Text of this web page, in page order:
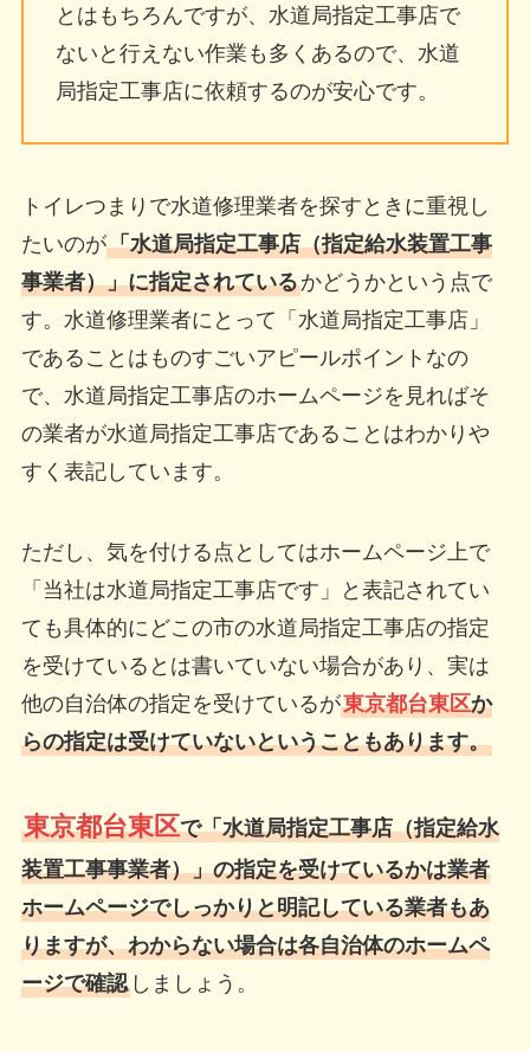
とはもちろんですが、水道局指定工事店で
ないと行えない作業も多くあるので、水道
局指定工事店に依頼するのが安心です。
トイレつまりで水道修理業者を探すときに重視し
たいのが「水道局指定工事店（指定給水装置工事
事業者）」に指定されているかどうかという点で
す。水道修理業者にとって「水道局指定工事店」
であることはものすごいアピールポイントなの
で、水道局指定工事店のホームページを見ればそ
の業者が水道局指定工事店であることはわかりや
すく表記しています。
ただし、気を付ける点としてはホームページ上で
「当社は水道局指定工事店です」と表記されてい
ても具体的にどこの市の水道局指定工事店の指定
を受けているとは書いていない場合があり、実は
他の自治体の指定を受けているが東京都台東区か
らの指定は受けていないということもあります。
東京都台東区で「水道局指定工事店（指定給水
装置工事事業者）」の指定を受けているかは業者
ホームページでしっかりと明記している業者もあ
りますが、わからない場合は各自治体のホームペ
ージで確認しましょう。